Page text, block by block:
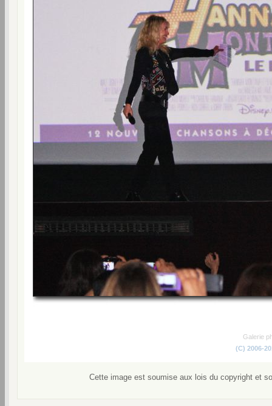
Galerie
(C) 2006-
Cette image est soumise aux lois du copyright et